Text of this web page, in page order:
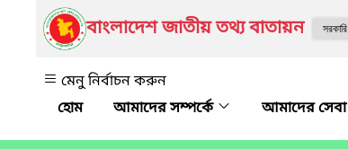
বাংলাদেশ জাতীয় তথ্য বাতায়ন
মেনু নির্বাচন করুন
আমাদের সম্পর্কে
আমাদের সেবা